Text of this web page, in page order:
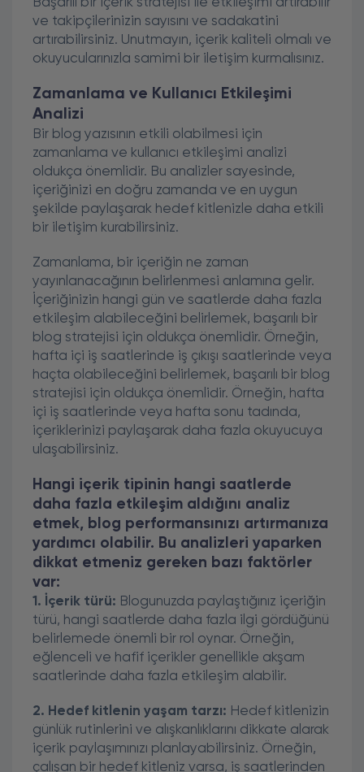
ve takipçilerinizin sayısını ve sadakatini
artırabilirsiniz. Unutmayın, içerik kaliteli olmalı ve
okuyucularınızla samimi bir iletişim kurmalısınız.
Zamanlama ve Kullanıcı Etkileşimi
Analizi
Bir blog yazısının etkili olabilmesi için
zamanlama ve kullanıcı etkileşimi analizi
oldukça önemlidir. Bu analizler sayesinde,
içeriğinizi en doğru zamanda ve en uygun
şekilde paylaşarak hedef kitlenizle daha etkili
bir iletişim kurabilirsiniz.
Zamanlama, bir içeriğin ne zaman
yayınlanacağının belirlenmesi anlamına gelir.
İçeriğinizin hangi gün ve saatlerde daha fazla
etkileşim alabileceğini belirlemek, başarılı bir
blog stratejisi için oldukça önemlidir. Örneğin,
hafta içi iş saatlerinde iş çıkışı saatlerinde veya
haçta olabileceğini belirlemek, başarılı bir blog
stratejisi için oldukça önemlidir. Örneğin, hafta
içi iş saatlerinde veya hafta sonu tadında,
içeriklerinizi paylaşarak daha fazla okuyucuya
ulaşabilirsiniz.
Hangi içerik tipinin hangi saatlerde
daha fazla etkileşim aldığını analiz
etmek, blog performansınızı artırmanıza
yardımcı olabilir. Bu analizleri yaparken
dikkat etmeniz gereken bazı faktörler
var:
1. İçerik türü: Blogunuzda paylaştığınız içeriğin
türü, hangi saatlerde daha fazla ilgi gördüğünü
belirlemede önemli bir rol oynar. Örneğin,
eğlenceli ve hafif içerikler genellikle akşam
saatlerinde daha fazla etkileşim alabilir.
2. Hedef kitlenin yaşam tarzı: Hedef kitlenizin
günlük rutinlerini ve alışkanlıklarını dikkate alarak
içerik paylaşımınızı planlayabilirsiniz. Örneğin,
çalışan bir hedef kitleniz varsa, iş saatlerinden